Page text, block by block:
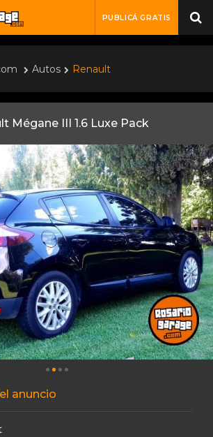
PUBLICÁ GRATIS
Autos Renault
Mégane III 1.6 Luxe Pack
anuncio